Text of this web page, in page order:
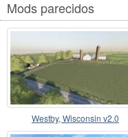
Mods parecidos
Westby, Wisconsin v2.0